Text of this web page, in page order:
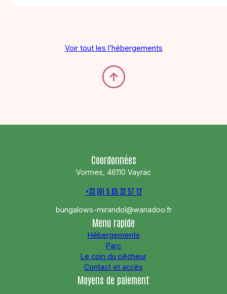
Voir tout les l’hébergements
Coordonnées
Vormes, 46110 Vayrac
+33 (0) 5 65 32 57 12
bungalows-mirandol@wanadoo.fr
Menu rapide
Hébergements
Parc
Le coin du pêcheur
Contact et accès
Moyens de paiement